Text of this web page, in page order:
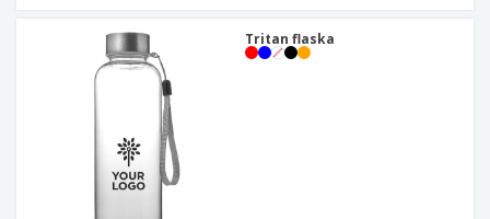
Tritan flaska